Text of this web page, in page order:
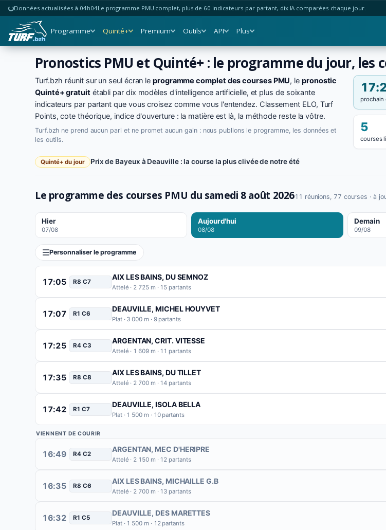
Données actualisées à 04h04Le programme PMU complet, plus de 60 indicateurs par partant, dix IA comparées chaque jour.
Programme Quinté+ Premium Outils API Plus
Pronostics PMU et Quinté+ : le programme du jour, les
Turf.bzh réunit sur un seul écran leprogramme complet des courses PMU, lepronostic
Quinté+ gratuitétabli par dix modèles d'intelligence artificielle, et plus de soixante
indicateurs par partant que vous croisez comme vous l'entendez. Classement ELO, Turf
Points, cote théorique, indice d'ouverture : la matière est là, la méthode reste la vôtre.
Turf.bzh ne prend aucun pari et ne promet aucun gain : nous publions le programme, les données et
les outils.
prochain
5
courses
Quinté+ du jour Prix de Bayeux à Deauville : la course la plus clivée de notre été
Le programme des courses PMU du samedi 8 août 202611 réunions, 77 courses · à
Hier
07/08
Aujourd'hui
08/08
Demain
09/08
Personnaliser le programme
17:05 R8 C7
AIX LES BAINS, DU SEMNOZ
Attelé · 2 725 m · 15 partants
17:07 R1 C6
DEAUVILLE, MICHEL HOUYVET
Plat · 3 000 m · 9 partants
17:25 R4 C3
ARGENTAN, CRIT. VITESSE
Attelé · 1 609 m · 11 partants
17:35 R8 C8
AIX LES BAINS, DU TILLET
Attelé · 2 700 m · 14 partants
17:42 R1 C7
DEAUVILLE, ISOLA BELLA
Plat · 1 500 m · 10 partants
VIENNENT DE COURIR
16:49 R4 C2
ARGENTAN, MEC D'HERIPRE
Attelé · 2 150 m · 12 partants
16:35 R8 C6
AIX LES BAINS, MICHAILLE G.B
Attelé · 2 700 m · 13 partants
16:32 R1 C5
DEAUVILLE, DES MARETTES
Plat · 1 500 m · 12 partants